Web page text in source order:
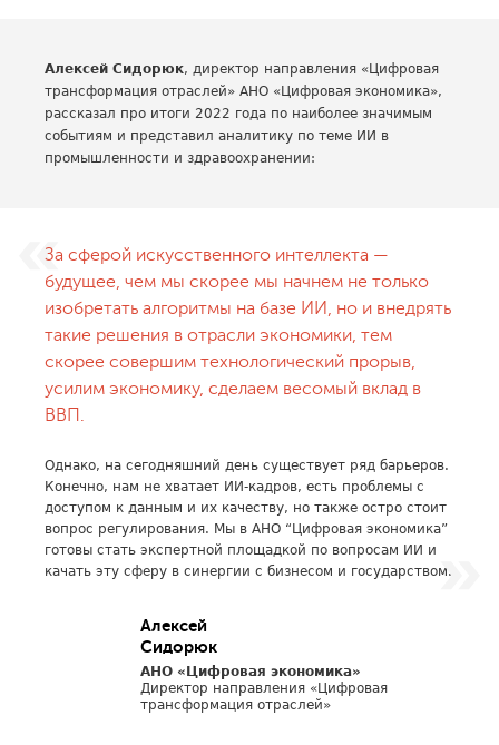
Алексей Сидорюк, директор направления «Цифровая
трансформация отраслей» АНО «Цифровая экономика»,
рассказал про итоги 2022 года по наиболее значимым
событиям и представил аналитику по теме ИИ в
промышленности и здравоохранении:
За сферой искусственного интеллекта —
будущее, чем мы скорее мы начнем не только
изобретать алгоритмы на базе ИИ, но и внедрять
такие решения в отрасли экономики, тем
скорее совершим технологический прорыв,
усилим экономику, сделаем весомый вклад в
ВВП.
Однако, на сегодняшний день существует ряд барьеров.
Конечно, нам не хватает ИИ-кадров, есть проблемы с
доступом к данным и их качеству, но также остро стоит
вопрос регулирования. Мы в АНО “Цифровая экономика”
готовы стать экспертной площадкой по вопросам ИИ и
качать эту сферу в синергии с бизнесом и государством.
Алексей
Сидорюк
АНО «Цифровая экономика»
Директор направления «Цифровая
трансформация отраслей»